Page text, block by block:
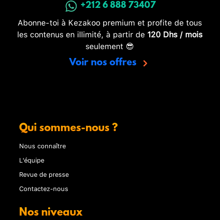
+212 6 888 73407
Abonne-toi à Kezakoo premium et profite de tous
les contenus en illimité, à partir de 120 Dhs / mois
seulement 😎
Voir nos offres
Qui sommes-nous ?
Nous connaître
L'équipe
Revue de presse
Contactez-nous
Nos niveaux